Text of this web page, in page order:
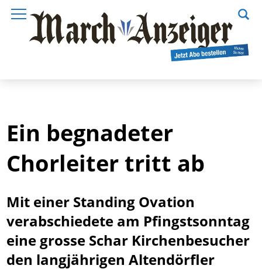
Ein begnadeter
Chorleiter tritt ab
Mit einer Standing Ovation
verabschiedete am Pfingstsonntag
eine grosse Schar Kirchenbesucher
den langjährigen Altendörfler